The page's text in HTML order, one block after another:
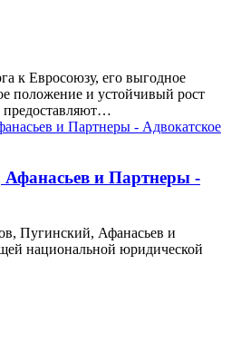
к Евросоюзу, его выгодное
положение и устойчивый рост
предоставляют…
и Партнеры -
Пугинский, Афанасьев и
национальной юридической